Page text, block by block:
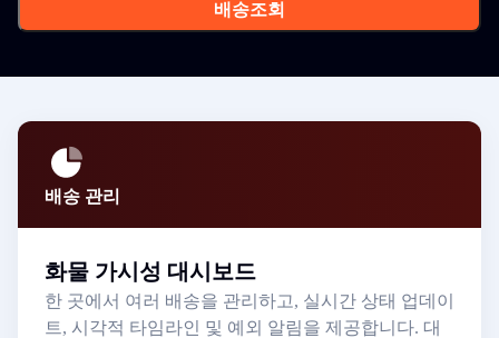
배송조회
배송 관리
화물 가시성 대시보드
한 곳에서 여러 배송을 관리하고, 실시간 상태 업데이
트, 시각적 타임라인 및 예외 알림을 제공합니다. 대